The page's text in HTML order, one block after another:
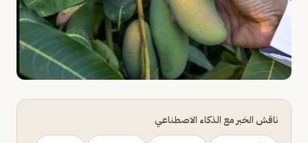
ناقش الخبر مع الذكاء الاصطناعي